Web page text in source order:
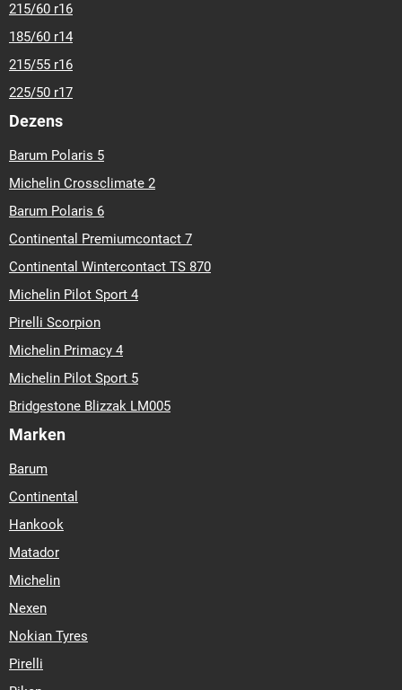
215/60 r16
185/60 r14
215/55 r16
225/50 r17
Dezens
Barum Polaris 5
Michelin Crossclimate 2
Barum Polaris 6
Continental Premiumcontact 7
Continental Wintercontact TS 870
Michelin Pilot Sport 4
Pirelli Scorpion
Michelin Primacy 4
Michelin Pilot Sport 5
Bridgestone Blizzak LM005
Marken
Barum
Continental
Hankook
Matador
Michelin
Nexen
Nokian Tyres
Pirelli